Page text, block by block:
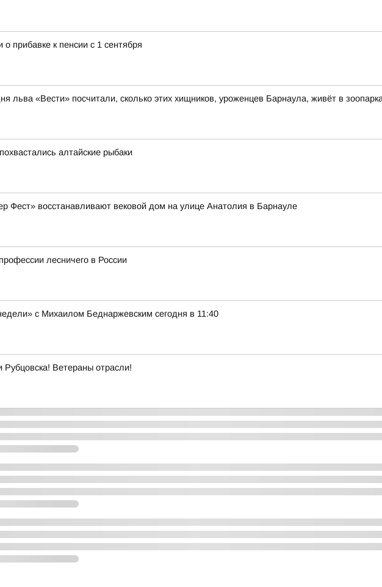
о прибавке к пенсии с 1 сентября
льва «Вести» посчитали, сколько этих хищников, уроженцев Барнаула, живёт в
алтайские рыбаки
Фест» восстанавливают вековой дом на улице Анатолия в Барнауле
лесничего в России
с Михаилом Беднаржевским сегодня в 11:40
Ветераны отрасли!